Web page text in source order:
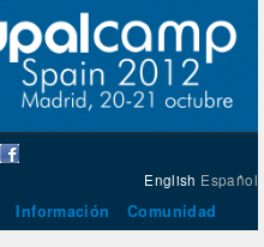
English Español
Información Comunidad